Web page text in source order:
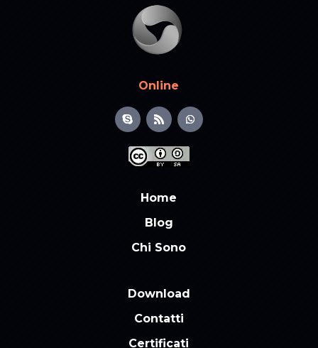
Online
Home
Blog
Chi Sono
Download
Contatti
Certificati